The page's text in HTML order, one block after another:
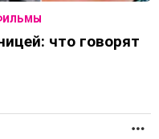
что говорят